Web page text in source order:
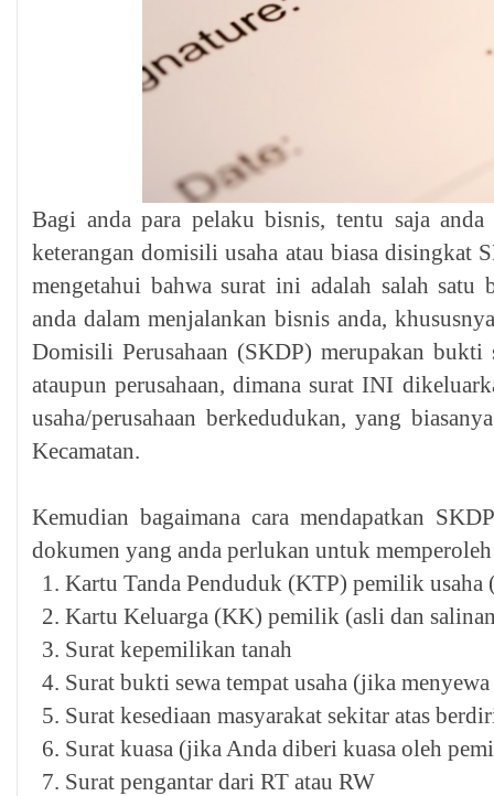
Bagi anda para pelaku bisnis, tentu saja
keterangan domisili usaha atau biasa disingkat
mengetahui bahwa surat ini adalah salah satu
anda dalam menjalankan bisnis anda,
Domisili Perusahaan (SKDP) merupakan bukti
ataupun perusahaan, dimana surat INI
usaha/perusahaan berkedudukan, yang
Kecamatan.
Kemudian bagaimana cara mendapatkan
dokumen yang anda perlukan untuk
Kartu Tanda Penduduk (KTP) pemilik usaha
Kartu Keluarga (KK) pemilik (asli dan
Surat kepemilikan tanah
Surat bukti sewa tempat usaha (jika
Surat kesediaan masyarakat sekitar atas
Surat kuasa (jika Anda diberi kuasa oleh
Surat pengantar dari RT atau RW